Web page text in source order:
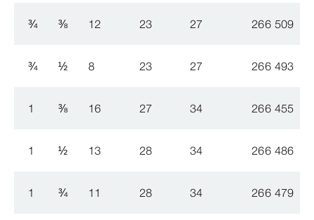
¾ ⅜ 12 23 27 266 509
¾ ½ 8 23 27 266 493
1 ⅜ 16 27 34 266 455
1 ½ 13 28 34 266 486
1 ¾ 11 28 34 266 479